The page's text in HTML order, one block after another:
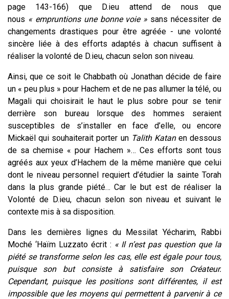
page 143-166) que D.ieu attend de nous que
nous « empruntions une bonne voie » sans nécessiter de
changements drastiques pour être agréée - une volonté
sincère liée à des efforts adaptés à chacun suffisent à
réaliser la volonté de D.ieu, chacun selon son niveau.
Ainsi, que ce soit le Chabbath où Jonathan décide de faire
un « peu plus » pour Hachem et de ne pas allumer la télé, ou
Magali qui choisirait le haut le plus sobre pour se tenir
derrière son bureau lorsque des hommes seraient
susceptibles de s’installer en face d’elle, ou encore
Mickaël qui souhaiterait porter un Talith Katanen dessous
de sa chemise « pour Hachem »… Ces efforts sont tous
agréés aux yeux d’Hachem de la même manière que celui
dont le niveau personnel requiert d’étudier la sainte Torah
dans la plus grande piété… Car le but est de réaliser la
Volonté de D.ieu, chacun selon son niveau et suivant le
contexte mis à sa disposition.
Dans les dernières lignes du Messilat Yécharim, Rabbi
Moché ‘Haïm Luzzato écrit : « Il n’est pas question que la
piété se transforme selon les cas, elle est égale pour tous,
puisque son but consiste à satisfaire son Créateur.
Cependant, puisque les positions sont différentes, il est
impossible que les moyens qui permettent à parvenir à ce